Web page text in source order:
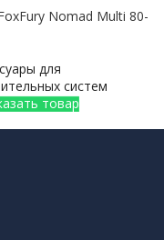
Nomad Multi 80-
для
систем
товар